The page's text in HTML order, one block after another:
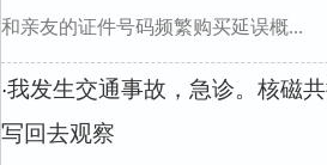
和亲友的证件号码频繁购买延误概...
·我发生交通事故，急诊。核磁
写回去观察